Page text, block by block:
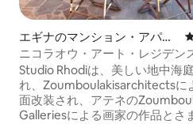
エギナのマンション・アパー
ト
ニコラオウ・アート・レジデン
デンビューの2ルーム、テラス
Studio Rhodiは、美しい地中海
れ、Zoumboulakisarchitectsに
面改装され、アテネの
Galleriesによる画家の作品とさ